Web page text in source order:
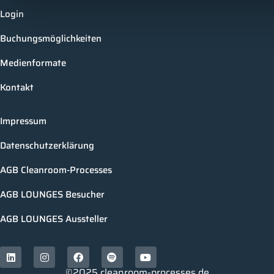
Login
Buchungsmöglichkeiten
Medienformate
Kontakt
Impressum
Datenschutzerklärung
AGB Cleanroom-Processes
AGB LOUNGES Besucher
AGB LOUNGES Aussteller